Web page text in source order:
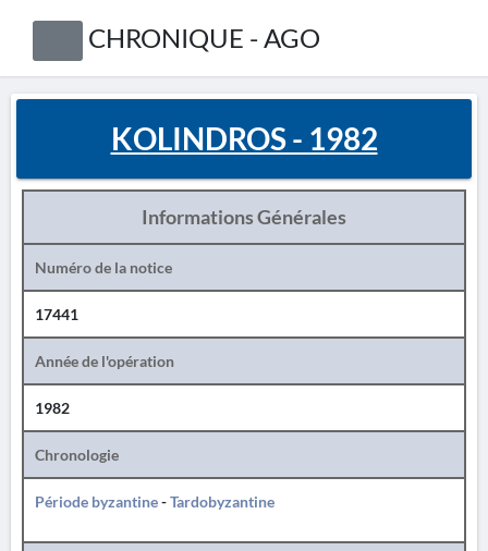
CHRONIQUE - AGO
KOLINDROS - 1982
Informations Générales
Numéro de la notice
17441
Année de l'opération
1982
Chronologie
Période byzantine-Tardobyzantine